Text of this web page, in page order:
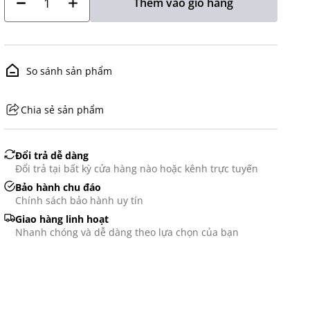
So sánh sản phẩm
GHS07 - Advarsel
Chia sẻ sản phẩm
Đổi trả dễ dàng
Đổi trả tại bất kỳ cửa hàng nào hoặc kênh trực tuyến
Bảo hành chu đáo
Chính sách bảo hành uy tín
Giao hàng linh hoạt
Nhanh chóng và dễ dàng theo lựa chọn của bạn